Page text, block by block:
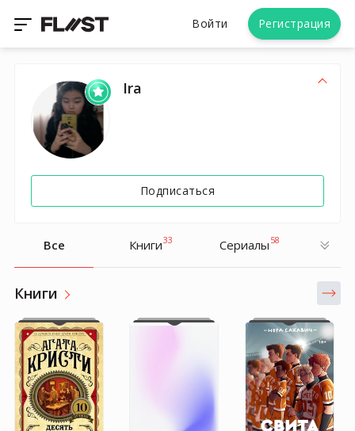
Войти Регистрация
Ira
Подписаться
Все Книги33 Cериалы 58
Книги